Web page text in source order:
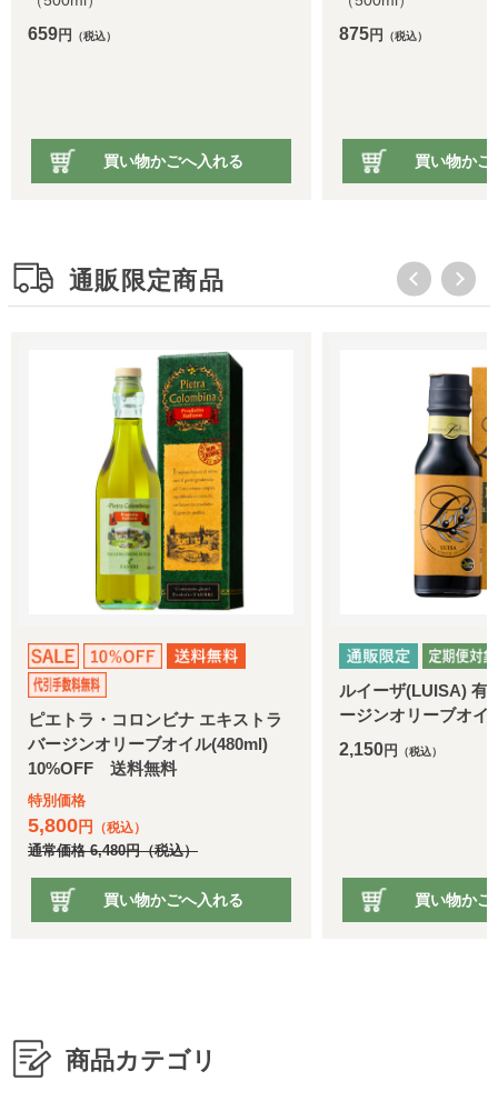
875円
買い物かごへ入れる
特別価格
5,131
買
通販限定商品
ストラ
ルイーザ(LUISA) 有機エキストラバ
ージンオリーブオイル
2,150円（税込）
買い物かごへ入れる
機能性表
リー
特別価格
商品カテゴリ